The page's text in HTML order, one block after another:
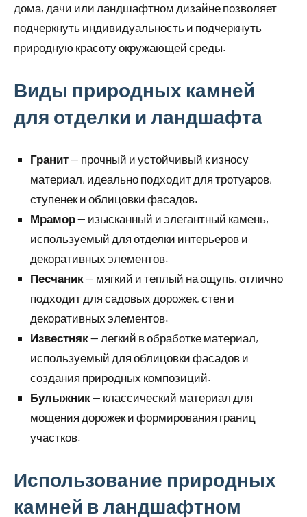
дома, дачи или ландшафтном дизайне позволяет
подчеркнуть индивидуальность и подчеркнуть
природную красоту окружающей среды.
Виды природных камней
для отделки и ландшафта
Гранит— прочный и устойчивый к износу
материал, идеально подходит для тротуаров,
ступенек и облицовки фасадов.
Мрамор— изысканный и элегантный камень,
используемый для отделки интерьеров и
декоративных элементов.
Песчаник— мягкий и теплый на ощупь, отлично
подходит для садовых дорожек, стен и
декоративных элементов.
Известняк— легкий в обработке материал,
используемый для облицовки фасадов и
создания природных композиций.
Булыжник— классический материал для
мощения дорожек и формирования границ
участков.
Использование природных
камней в ландшафтном